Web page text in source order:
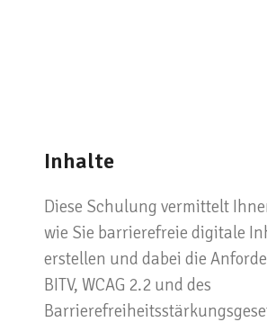
Inhalte
Diese Schulung vermittelt
wie Sie barrierefreie digitale
erstellen und dabei die
BITV, WCAG 2.2 und des